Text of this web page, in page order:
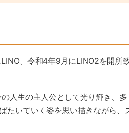
、令和4年9月にLINO2を開所
人生の主人公として光り輝き、
たいていく姿を思い描きながら、